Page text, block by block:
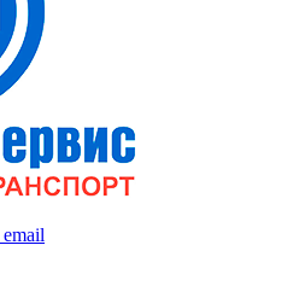
email